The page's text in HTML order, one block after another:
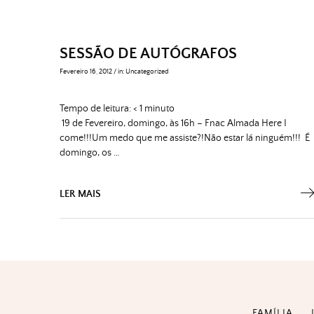
SESSÃO DE AUTÓGRAFOS
Fevereiro 16, 2012/in: Uncategorized
Tempo de leitura:< 1 minuto
19 de Fevereiro, domingo, às 16h – Fnac Almada Here I
come!!!Um medo que me assiste?!Não estar lá ninguém!!! É
domingo, os …
LER MAIS